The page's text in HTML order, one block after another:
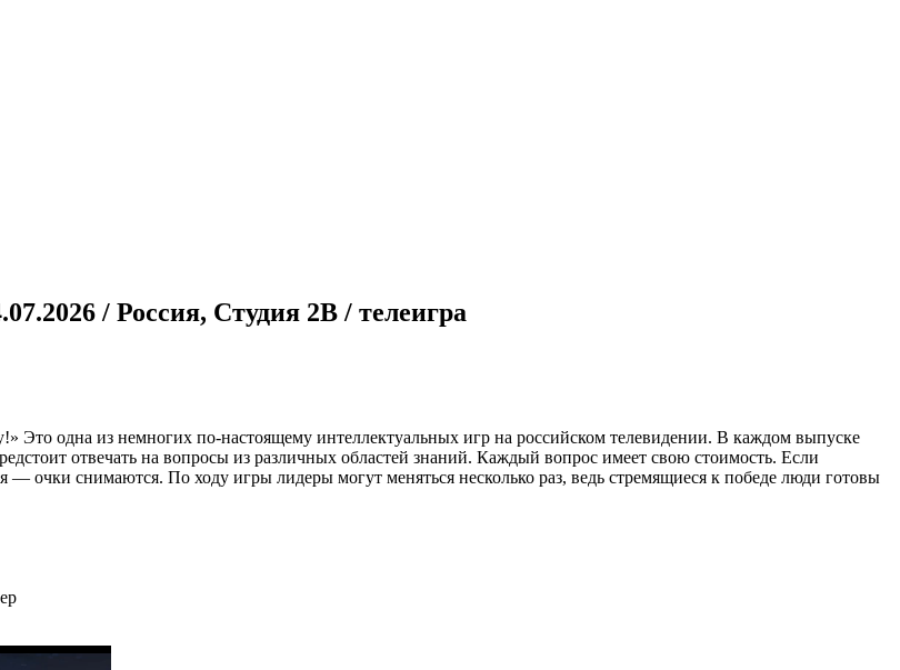
/ Россия, Студия 2В / телеигра
Это одна из немногих по-настоящему интеллектуальных игр на российском телевидении. В каждом выпуске
отвечать на вопросы из различных областей знаний. Каждый вопрос имеет свою стоимость. Если
— очки снимаются. По ходу игры лидеры могут меняться несколько раз, ведь стремящиеся к победе люди готовы